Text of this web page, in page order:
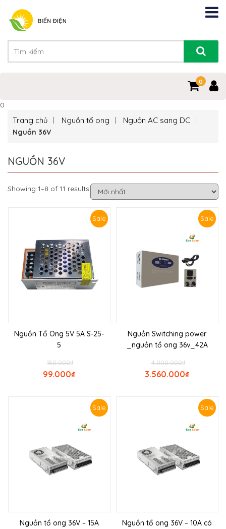
0
0
Trang chủ Nguồn tổ ong Nguồn AC sang DC
Nguồn 36V
NGUỒN 36V
Showing 1–8 of 11 results
Sale
Nguồn Tổ Ong 5V 5A S-25-
5
₫
150.000
₫
99.000
Sale
Nguồn Switching power
_nguồn tổ ong 36v_42A
₫
4.000.000
₫
3.560.000
Sale
Nguồn tổ ong 36V – 15A
Sale
Nguồn tổ ong 36V – 10A có